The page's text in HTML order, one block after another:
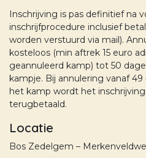
Inschrijving is pas definitief na
inschrijfprocedure inclusief
worden verstuurd via mail).
kosteloos (min aftrek 15 euro
geannuleerd kamp) tot 50
kampje. Bij annulering vanaf
het kamp wordt het
terugbetaald.
Locatie
Bos Zedelgem –